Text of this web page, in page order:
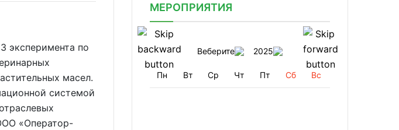
эксперимента по
масел.
системой
«Оператор-
МЕРОПРИЯТИЯ
Веберите 2025
Пн Вт Ср Чт Пт Сб Вс